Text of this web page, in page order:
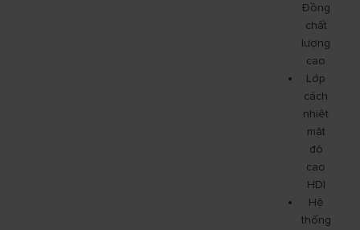
Đồng
chất
lượng
cao
Lớp
cách
nhiệt
mật
độ
cao
HDI
Hệ
thống